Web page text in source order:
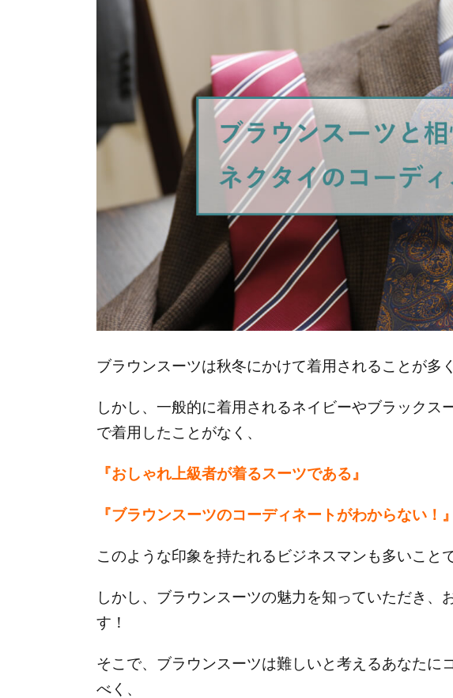
ブラウンスーツは秋冬にかけて着用されることが多く
しかし、一般的に着用されるネイビーやブラックス
で着用したことがなく、
『おしゃれ上級者が着るスーツである』
『ブラウンスーツのコーディネートがわからない！』
このような印象を持たれるビジネスマンも多いこと
しかし、 ブラウンスーツの魅力を知っていただき、
す！
そこで、ブラウンスーツは難しいと考えるあなたに
べく、